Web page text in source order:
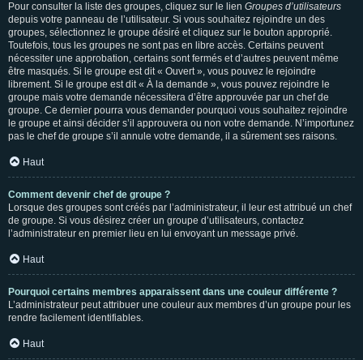
Pour consulter la liste des groupes, cliquez sur le lien Groupes d’utilisateurs
depuis votre panneau de l’utilisateur. Si vous souhaitez rejoindre un des
groupes, sélectionnez le groupe désiré et cliquez sur le bouton approprié.
Toutefois, tous les groupes ne sont pas en libre accès. Certains peuvent
nécessiter une approbation, certains sont fermés et d’autres peuvent même
être masqués. Si le groupe est dit « Ouvert », vous pouvez le rejoindre
librement. Si le groupe est dit « À la demande », vous pouvez rejoindre le
groupe mais votre demande nécessitera d’être approuvée par un chef de
groupe. Ce dernier pourra vous demander pourquoi vous souhaitez rejoindre
le groupe et ainsi décider s’il approuvera ou non votre demande. N’importunez
pas le chef de groupe s’il annule votre demande, il a sûrement ses raisons.
Haut
Comment devenir chef de groupe ?
Lorsque des groupes sont créés par l’administrateur, il leur est attribué un chef
de groupe. Si vous désirez créer un groupe d’utilisateurs, contactez
l’administrateur en premier lieu en lui envoyant un message privé.
Haut
Pourquoi certains membres apparaissent dans une couleur différente ?
L’administrateur peut attribuer une couleur aux membres d’un groupe pour les
rendre facilement identifiables.
Haut